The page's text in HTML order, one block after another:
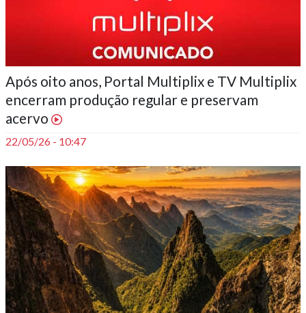
Após oito anos, Portal Multiplix e TV Multiplix
encerram produção regular e preservam
acervo
22/05/26 - 10:47